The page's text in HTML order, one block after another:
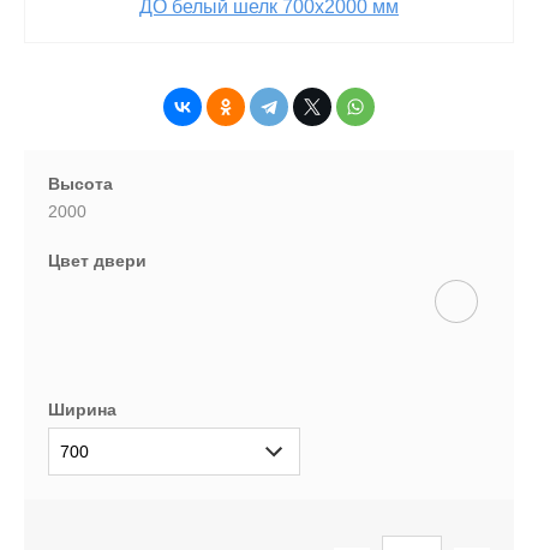
Высота
2000
Цвет двери
Ширина